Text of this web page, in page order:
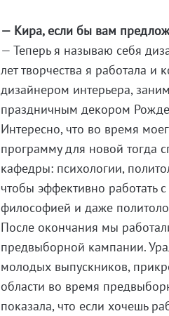
— Кира, если бы вам
— Теперь я называю себя
лет творчества я работала и
дизайнером интерьера,
праздничным декором
Интересно, что во время
программу для новой тогда
кафедры: психологии,
чтобы эффективно работать
философией и даже
После окончания мы
предвыборной кампании.
молодых выпускников,
области во время
показала, что если хочешь